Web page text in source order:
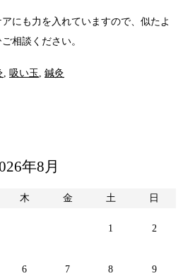
にも力を入れていますので、似たよ
相談ください。
, 吸い玉 , 鍼灸
年8月
木 金 土 日
1 2
6 7 8 9